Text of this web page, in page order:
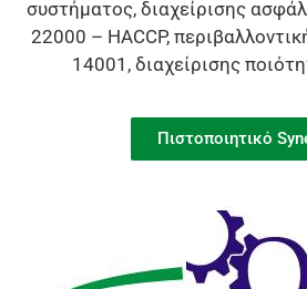
συστήματος, διαχείρισης
22000 – HACCP,
14001, διαχείρισης
Πιστοποιητικό